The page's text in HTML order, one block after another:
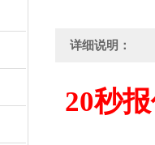
详细说明：
20秒